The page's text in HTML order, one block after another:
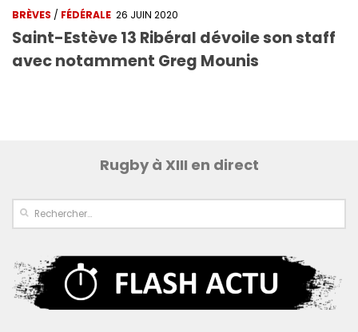
BRÈVES / FÉDÉRALE 26 JUIN 2020
Saint-Estève 13 Ribéral dévoile son staff
avec notamment Greg Mounis
Rugby à XIII en direct